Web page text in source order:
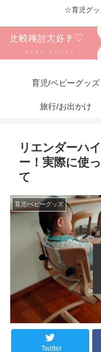
☆育児グッ
育児/ベビーグッズ
旅行/お出かけ
リエンダーハ
ー！実際に使
て
育児/ベビーグッズ
Twitter